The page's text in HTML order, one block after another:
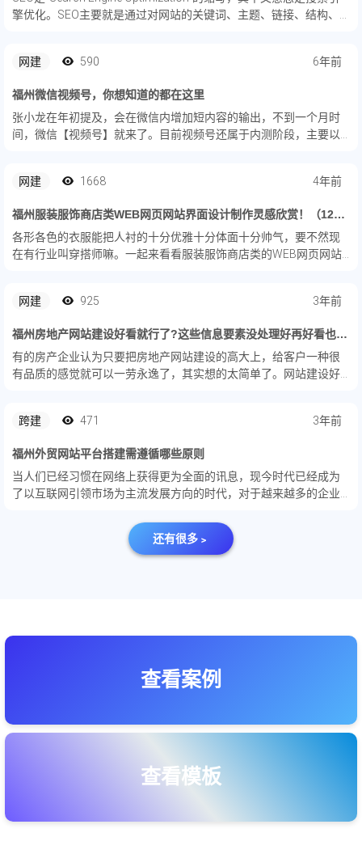
擎优化。SEO主要就是通过对网站的关键词、主题、链接、结构、
网建
590 6年前
福州微信视频号，你想知道的都在这里
张小龙在年初提及，会在微信内增加短内容的输出，不到一个月时
间，微信【视频号】就来了。目前视频号还属于内测阶段，主要以
一起来...
网建 1668 4年前
福州服装服饰商店类WEB网页网站界面设计制作灵感欣赏！（12图）
各形各色的衣服能把人衬的十分优雅十分体面十分帅气，要不然现
在有行业叫穿搭师嘛。一起来看看服装服饰商店类的WEB网页网站
网建 925 3年前
福州房地产网站建设好看就行了?这些信息要素没处理好再好看也没用
有的房产企业认为只要把房地产网站建设的高大上，给客户一种很
有品质的感觉就可以一劳永逸了，其实想的太简单了。网站建设好
跨建
471 3年前
福州外贸网站平台搭建需遵循哪些原则
当人们已经习惯在网络上获得更为全面的讯息，现今时代已经成为
了以互联网引领市场为主流发展方向的时代，对于越来越多的企业
的搭建和应用对于现代企业来说是非常重要的，尤其是一些拥有外
还有很多﹥
查看案例
查看模板